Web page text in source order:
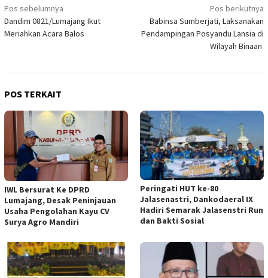
Navigasi
pos
Pos sebelumnya
Dandim 0821/Lumajang Ikut
Meriahkan Acara Balos
Pos berikutnya
Babinsa Sumberjati, Laksanakan
Pendampingan Posyandu Lansia di
Wilayah Binaan
POS TERKAIT
IWL Bersurat Ke DPRD
Lumajang, Desak Peninjauan
Usaha Pengolahan Kayu CV
Surya Agro Mandiri
Peringati HUT ke-80
Jalasenastri, Dankodaeral IX
Hadiri Semarak Jalasenstri Run
dan Bakti Sosial